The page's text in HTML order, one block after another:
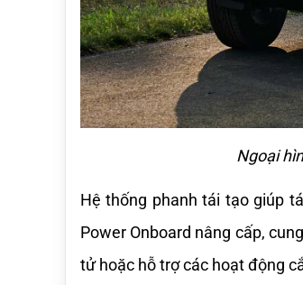
Ngoại
Hệ thống phanh tái tạo giúp
Power Onboard nâng cấp,
tử hoặc hỗ trợ các hoạt động